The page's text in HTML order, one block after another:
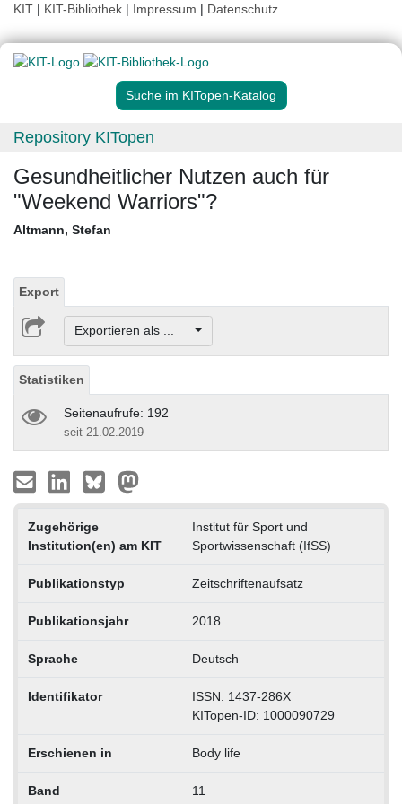
KIT | KIT-Bibliothek | Impressum | Datenschutz
Suche im KITopen-Katalog
Repository KITopen
Gesundheitlicher Nutzen auch für
"Weekend Warriors"?
Altmann, Stefan
Export
Exportieren als ...
Statistiken
Seitenaufrufe: 192
seit 21.02.2019
Zugehörige
Institution(en) am KIT
Institut für Sport und
Sportwissenschaft (IfSS)
Publikationstyp Zeitschriftenaufsatz
Publikationsjahr 2018
Sprache Deutsch
Identifikator
ISSN: 1437-286X
KITopen-ID: 1000090729
Erschienen in Body life
Band 11